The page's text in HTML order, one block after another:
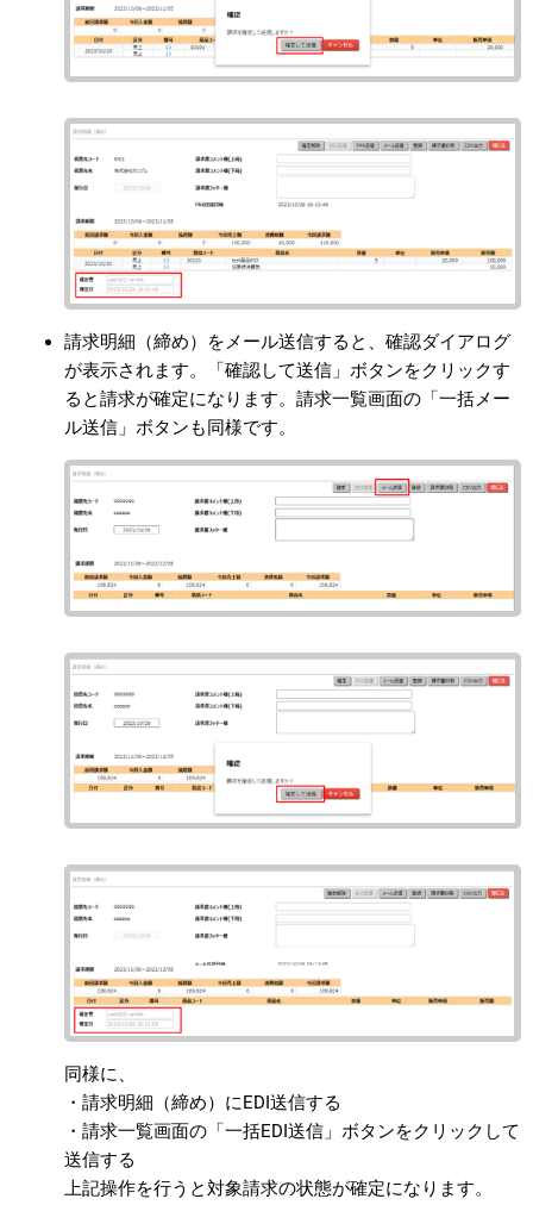
請求明細（締め）をメール送信すると、確認ダイアログ
が表示されます。「確認して送信」ボタンをクリックす
ると請求が確定になります。請求一覧画面の「一括メー
ル送信」ボタンも同様です。
同様に、
・請求明細（締め）にEDI送信する
・請求一覧画面の「一括EDI送信」ボタンをクリックして
送信する
上記操作を行うと対象請求の状態が確定になります。